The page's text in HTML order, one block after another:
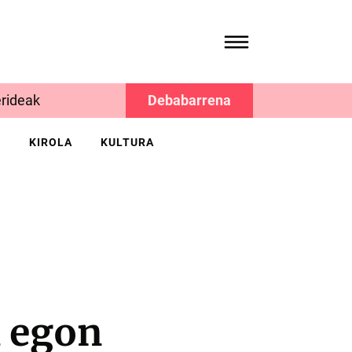
Debabarrena
KIROLA KULTURA